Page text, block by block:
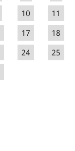
10
11
17
18
24
25